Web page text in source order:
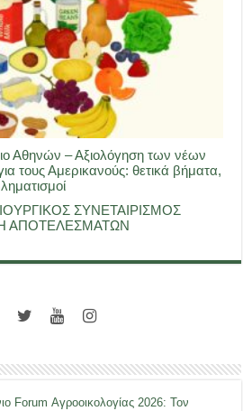
Αθηνών – Αξιολόγηση των νέων
τους Αμερικανούς: θετικά βήματα,
ΣΥΝΕΤΑΙΡΙΣΜΟΣ
ΑΠΟΤΕΛΕΣΜΑΤΩΝ
Forum Αγροοικολογίας 2026: Τον